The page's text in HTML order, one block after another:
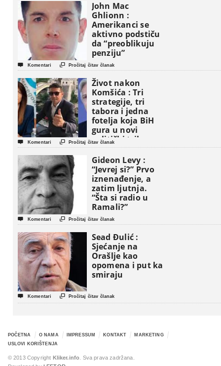
John Mac
Ghlionn :
Amerikanci se
aktivno podstiču
da “preoblikuju
penziju”
 Komentari  Pročitaj čitav članak
Život nakon
Komšića : Tri
strategije, tri
tabora i jedna
fotelja koja BiH
gura u novi
politički triler
 Komentari  Pročitaj čitav članak
Gideon Levy :
“Jevrej si?” Prvo
iznenađenje, a
zatim ljutnja.
“Šta si radio u
Ramali?”
 Komentari  Pročitaj čitav članak
Sead Đulić :
Sjećanje na
Orašlje kao
opomena i put ka
smiraju
 Komentari  Pročitaj čitav članak
POČETNA O NAMA IMPRESSUM KONTAKT
MARKETING
USLOVI KORIŠTENJA
© 2013 Copyright Kliker.info . Sva prava zadržana.